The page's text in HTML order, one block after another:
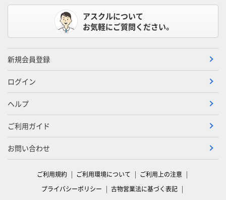
アスクルについて
お気軽にご質問ください。
新規会員登録
ログイン
ヘルプ
ご利用ガイド
お問い合わせ
ご利用規約 ご利用環境について
ご利用上の注意
プライバシーポリシー
古物営業法に基づく表記